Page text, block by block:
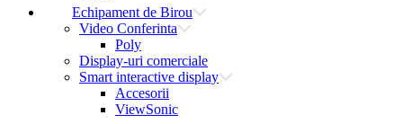
Echipament de Birou
Video Conferinta
Poly
Display-uri comerciale
Smart interactive display
Accesorii
ViewSonic